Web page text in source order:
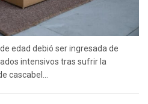
edad debió ser ingresada de
intensivos tras sufrir la
cascabel...